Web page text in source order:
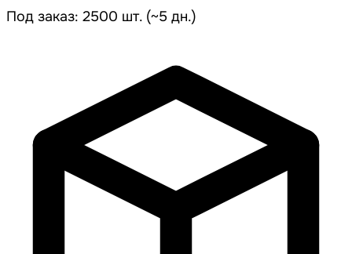
Под заказ: 2500 шт. (~5 дн.)